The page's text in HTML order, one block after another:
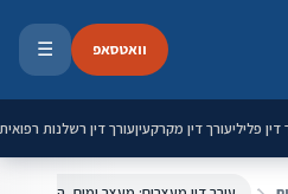
וואטסאפ ☰
דין פליליעורך דין מקרקעיןעורך דין רשלנות רפואית